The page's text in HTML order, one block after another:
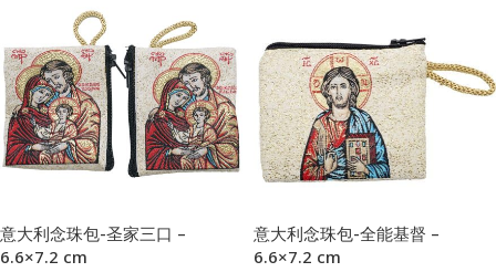
意大利念珠包-圣家三口 –
6.6×7.2 cm
意大利念珠包-全能基督 –
6.6×7.2 cm